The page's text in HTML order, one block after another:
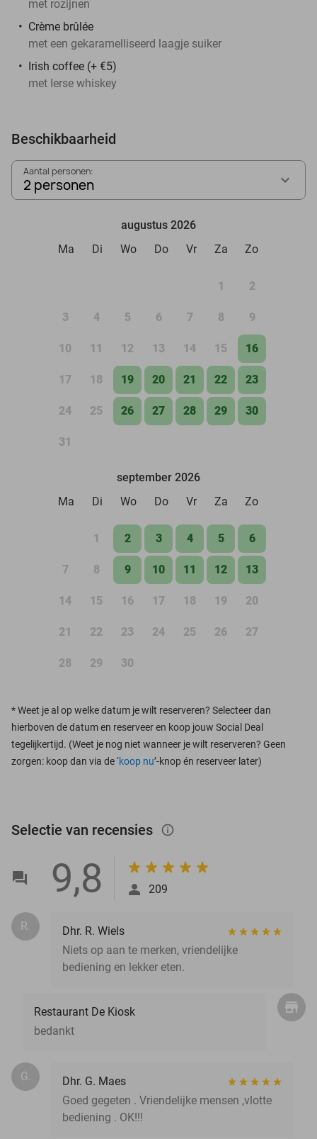
met rozijnen
Crème brûlée
met een gekaramelliseerd laagje suiker
Irish coffee (+ €5)
met Ierse whiskey
Beschikbaarheid
Aantal personen:
2 personen
augustus 2026
Ma
Di Wo Do Vr Za Zo
1 2
3 4 5 6 7 8 9
10 11 12 13 14 15 16
17 18 19 20 21 22 23
24 25 26 27 28 29 30
31
september 2026
Ma
Di Wo Do Vr Za Zo
1 2 3 4 5 6
7 8 9 10 11 12 13
14 15 16 17 18 19 20
21 22 23 24 25 26 27
28 29 30
*Weet je al op welke datum je wilt reserveren? Selecteer dan
hierboven de datum en reserveer en koop jouw Social Deal
tegelijkertijd. (Weet je nog niet wanneer je wilt reserveren? Geen
zorgen: koop dan via de ‘koop nu’-knop én reserveer later)
Selectie van recensies info_outlined
9,8 209
R.
Dhr. R. Wiels
Niets op aan te merken, vriendelijke
bediening en lekker eten.
Restaurant De Kiosk
bedankt
G.
Dhr. G. Maes
Goed gegeten . Vriendelijke mensen ,vlotte
bediening . OK!!!